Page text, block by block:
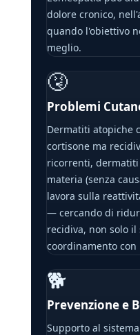
dolore cronico,
quando l'obiettivo
meglio.
🤧
Problemi
Dermatiti atopiche
cortisone ma
ricorrenti,
materia (senza
lavora sulla
— cercando di
recidiva, non solo
coordinamento
🐕
Prevenzione e
Supporto al